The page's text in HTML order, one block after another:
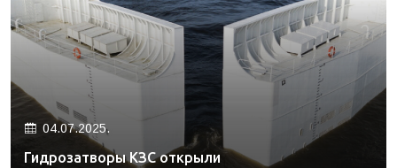
04.07.2025.
Гидрозатворы КЗС открыли